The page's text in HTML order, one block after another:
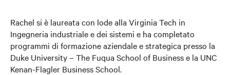
Rachel si è laureata con lode alla Virginia Tech in
Ingegneria industriale e dei sistemi e ha completato
programmi di formazione aziendale e strategica presso la
Duke University – The Fuqua School of Business e la UNC
Kenan-Flagler Business School.